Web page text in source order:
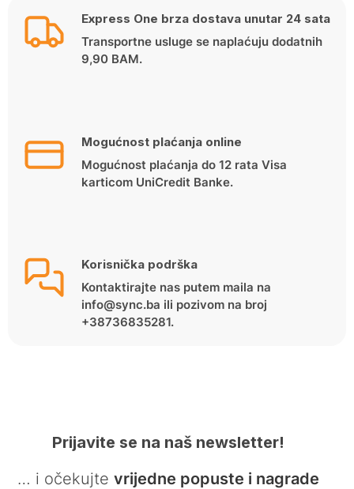
Express One brza dostava unutar 24 sata
Transportne usluge se naplaćuju dodatnih
9,90 BAM.
Mogućnost plaćanja online
Mogućnost plaćanja do 12 rata Visa
karticom UniCredit Banke.
Korisnička podrška
Kontaktirajte nas putem maila na
info@sync.ba ili pozivom na broj
+38736835281.
Prijavite se na naš newsletter!
… i očekujte vrijedne popuste i nagrade